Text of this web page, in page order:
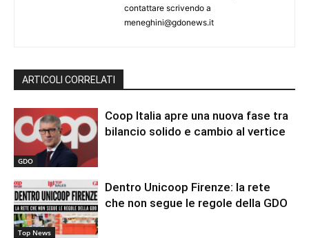
contattare scrivendo a
meneghini@gdonews.it
ARTICOLI CORRELATI
GDO
Coop Italia apre una nuova fase tra
bilancio solido e cambio al vertice
Top News
Dentro Unicoop Firenze: la rete
che non segue le regole della GDO